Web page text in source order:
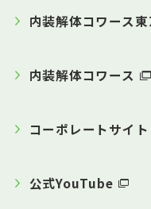
内装解体コワース東
内装解体コワース
コーポレートサイト
公式YouTube